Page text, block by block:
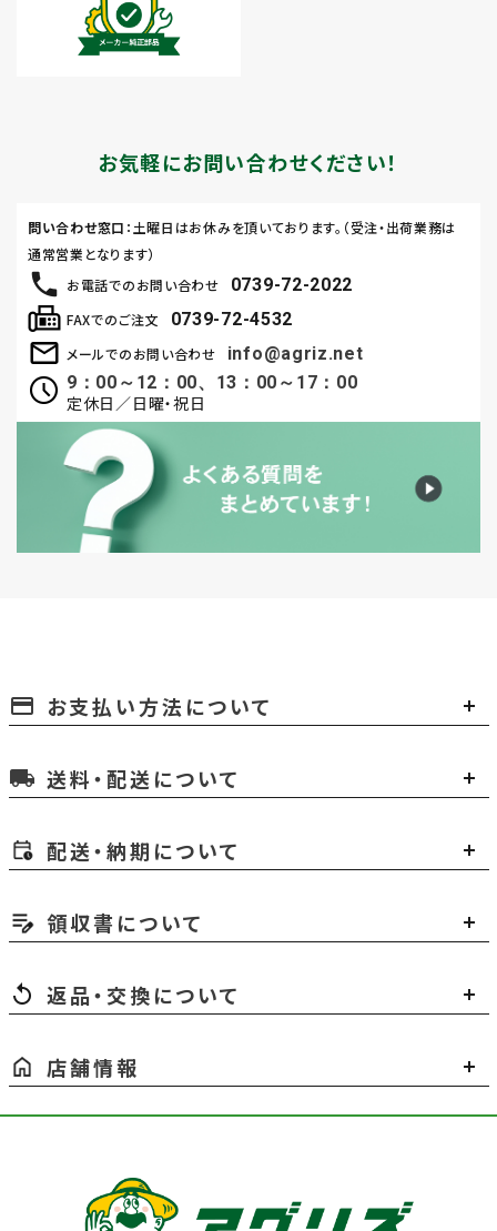
お気軽にお問い合わせください！
お電話でのお問い合わせ 0739-72-2022
メールでのお問い合わせ
info@agriz.net
9：00～12：00、13：00～17：00
定休日／日曜・祝日
FAXでのご注文 0739-72-4532
問い合わせ窓口 ：土曜日はお休みを頂いております。（受注・出荷業務は
通常営業となります）
payment お支払い方法について
local_shipping 送料・配送について
配送・納期について
領収書について
返品・交換について
店舗情報